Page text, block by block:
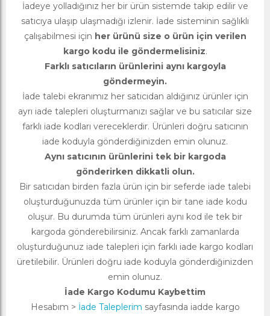
İadeye yolladığınız her bir ürün sistemde takip edilir ve
satıcıya ulaşıp ulaşmadığı izlenir. İade sisteminin sağlıklı
çalışabilmesi için her ürünü size o ürün için verilen
kargo kodu ile göndermelisiniz.
Farklı satıcıların ürünlerini aynı kargoyla
göndermeyin.
İade talebi ekranımız her satıcıdan aldığınız ürünler için
ayrı iade talepleri oluşturmanızı sağlar ve bu satıcılar size
farklı iade kodları vereceklerdir. Ürünleri doğru satıcının
iade koduyla gönderdiğinizden emin olunuz.
Aynı satıcının ürünlerini tek bir kargoda
gönderirken dikkatli olun.
Bir satıcıdan birden fazla ürün için bir seferde iade talebi
oluşturduğunuzda tüm ürünler için bir tane iade kodu
oluşur. Bu durumda tüm ürünleri aynı kod ile tek bir
kargoda gönderebilirsiniz. Ancak farklı zamanlarda
oluşturduğunuz iade talepleri için farklı iade kargo kodları
üretilebilir. Ürünleri doğru iade koduyla gönderdiğinizden
emin olunuz.
İade Kargo Kodumu Kaybettim
Hesabım > İade Taleplerim sayfasında iadde kargo